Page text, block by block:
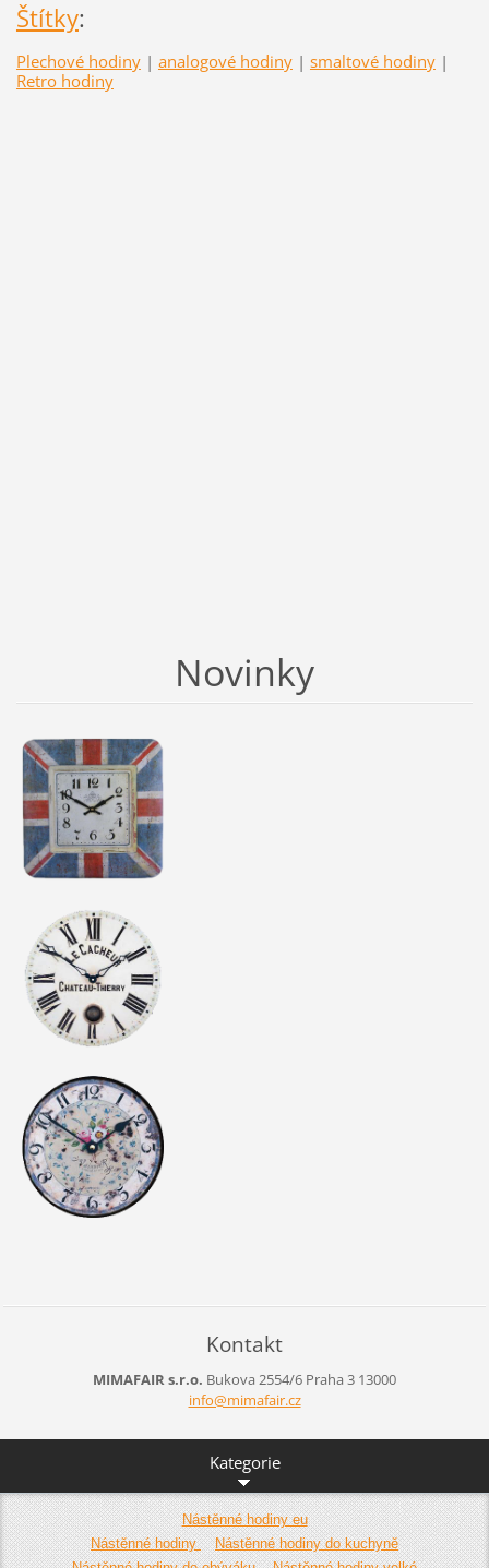
Štítky:
Plechové hodiny | analogové hodiny | smaltové hodiny |
Retro hodiny
Novinky
Kontakt
MIMAFAIR s.r.o. Bukova 2554/6 Praha 3 13000
info@mimafair.cz
Kategorie
Nástěnné hodiny eu
Nástěnné hodiny
Nástěnné hodiny do kuchyně